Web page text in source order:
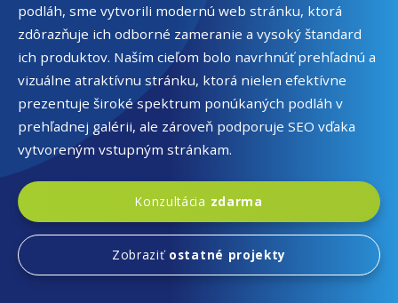
podláh, sme vytvorili modernú web stránku, ktorá
zdôrazňuje ich odborné zameranie a vysoký štandard
ich produktov. Naším cieľom bolo navrhnúť prehľadnú a
vizuálne atraktívnu stránku, ktorá nielen efektívne
prezentuje široké spektrum ponúkaných podláh v
prehľadnej galérii, ale zároveň podporuje SEO vďaka
vytvoreným vstupným stránkam.
Konzultácia zdarma
Zobraziť ostatné projekty